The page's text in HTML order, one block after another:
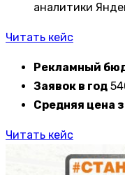
аналитики
Читать кейс
Рекламный
Заявок в год
Средняя цена
Читать кейс